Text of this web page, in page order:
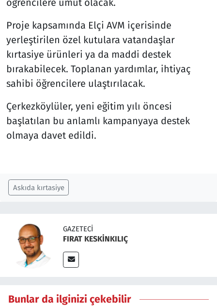
öğrencilere umut olacak.
Proje kapsamında Elçi AVM içerisinde
yerleştirilen özel kutulara vatandaşlar
kırtasiye ürünleri ya da maddi destek
bırakabilecek. Toplanan yardımlar, ihtiyaç
sahibi öğrencilere ulaştırılacak.
Çerkezköylüler, yeni eğitim yılı öncesi
başlatılan bu anlamlı kampanyaya destek
olmaya davet edildi.
Askıda kırtasiye
GAZETECI
FIRAT KESKİNKILIÇ
Bunlar da ilginizi çekebilir